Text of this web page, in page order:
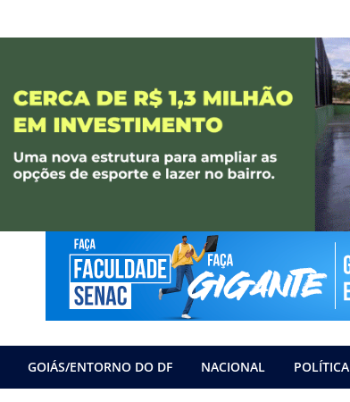
GOIÁS/ENTORNO DO DF NACIONAL POLÍTICA